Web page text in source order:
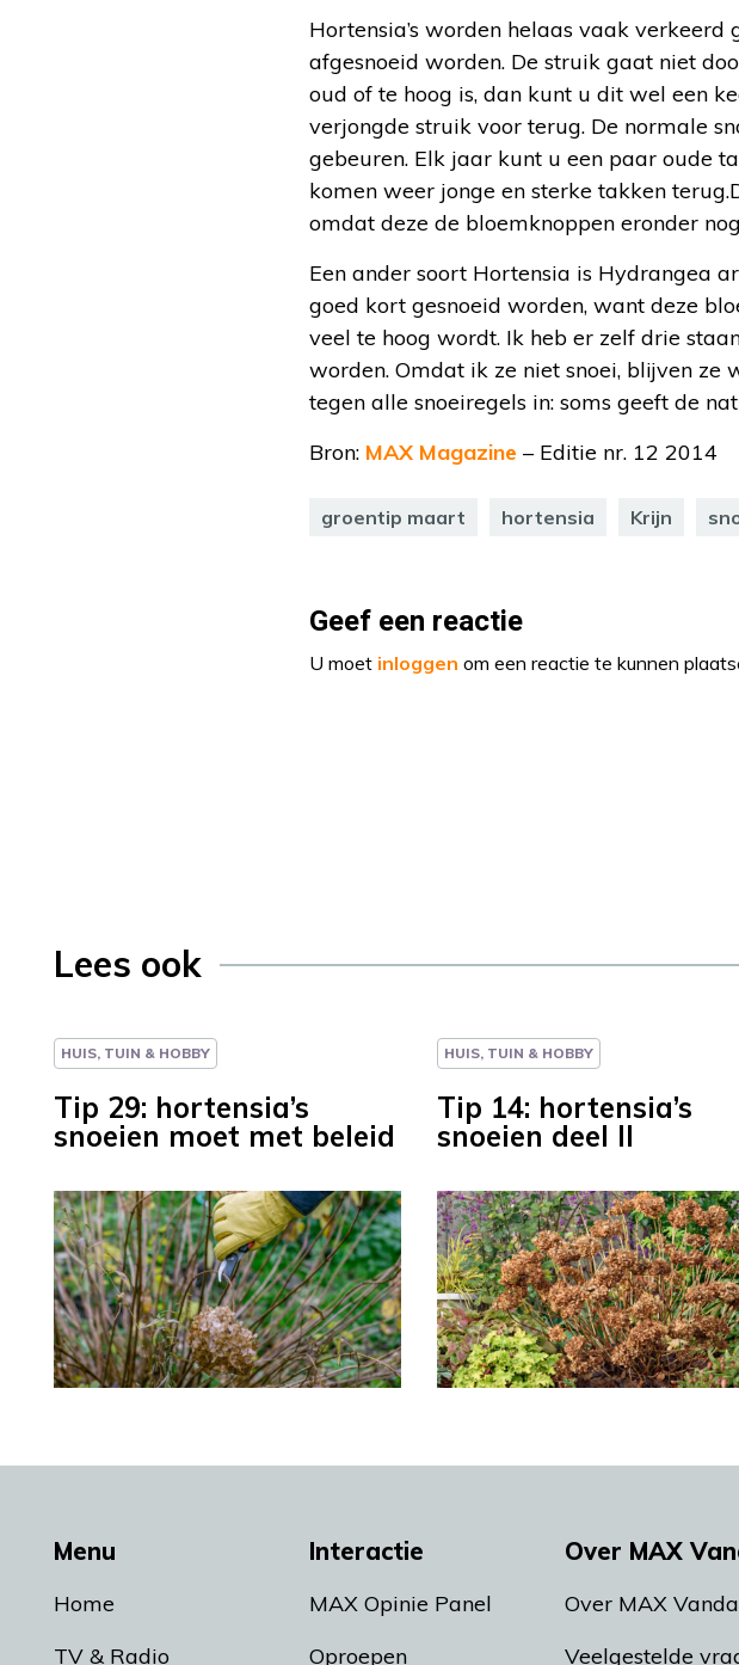
Hortensia’s worden helaas vaak verkeerd
afgesnoeid worden. De struik gaat niet
oud of te hoog is, dan kunt u dit wel een
verjongde struik voor terug. De normale
gebeuren. Elk jaar kunt u een paar oude
komen weer jonge en sterke takken
omdat deze de bloemknoppen eronder
Een ander soort Hortensia is Hydrangea
goed kort gesnoeid worden, want deze
veel te hoog wordt. Ik heb er zelf drie
worden. Omdat ik ze niet snoei, blijven ze
tegen alle snoeiregels in: soms geeft de
Bron: MAX Magazine – Editie nr. 12 2014
groentip maart hortensia Krijn
Geef een reactie
U moet inloggen om een reactie te kunnen
Lees ook
HUIS, TUIN & HOBBY
Tip 29: hortensia’s
snoeien moet met beleid
HUIS, TUIN & HOBBY
Tip 14: hortensia’s
snoeien deel II
Menu
Home
TV & Radio
Interactie
MAX Opinie Panel
Oproepen
Over MAX
Over MAX
Veelgestelde